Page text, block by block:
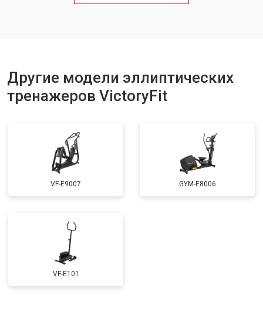
Другие модели эллиптических
тренажеров VictoryFit
VF-E9007 GYM-E8006
VF-E101